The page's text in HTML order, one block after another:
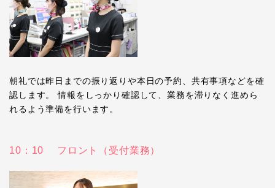
朝礼では昨日までの振り返りや本日の予約、共有事項などを確
認します。 情報をしっかり確認して、業務を滞りなく進めら
れるよう準備を行います。
10：10 フロント（受付業務）